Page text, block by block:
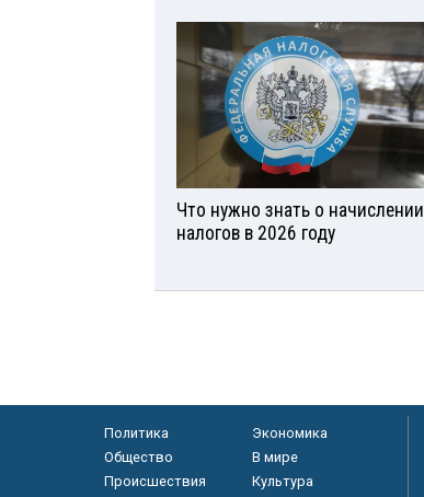
Что нужно знать о начислении
налогов в 2026 году
Политика
Экономика
Общество
В мире
Происшествия
Культура